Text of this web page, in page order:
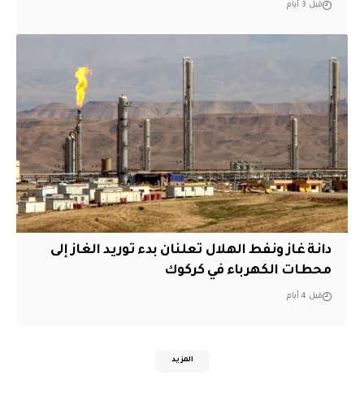
قبل 3 أيام
دانة غاز ونفط الهلال تعلنان بدء توريد الغاز إلى
محطات الكهرباء في كركوك
قبل 4 أيام
المزيد